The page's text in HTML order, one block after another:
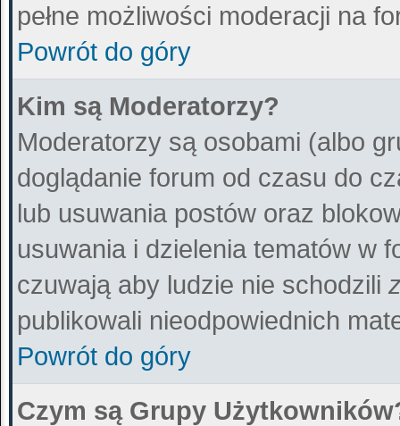
pełne możliwości moderacji na
Powrót do góry
Kim są Moderatorzy?
Moderatorzy są osobami (albo
doglądanie forum od czasu do
lub usuwania postów oraz
usuwania i dzielenia tematów w
czuwają aby ludzie nie schodzili
publikowali nieodpowiednich
Powrót do góry
Czym są Grupy